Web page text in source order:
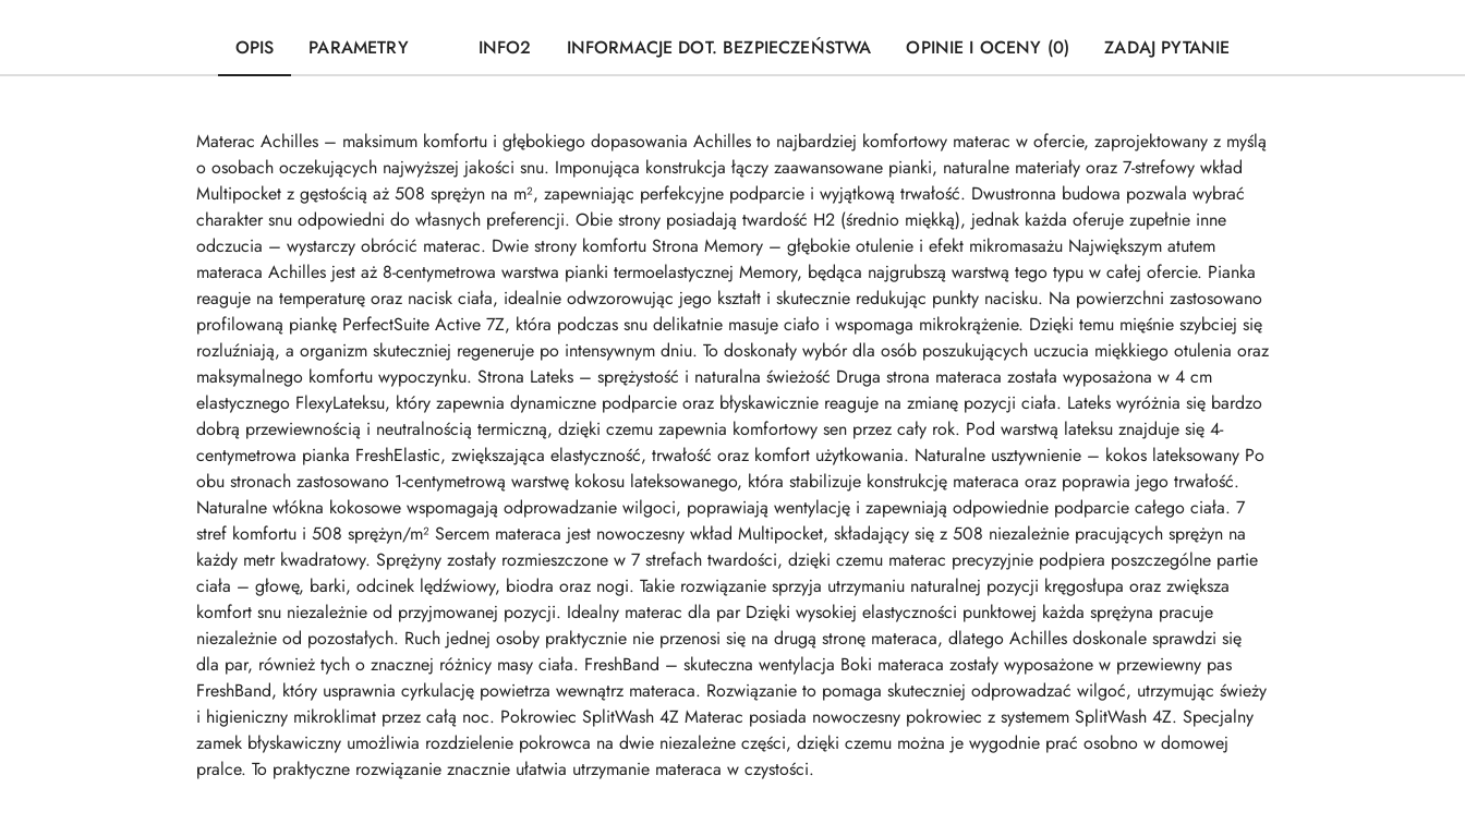
OPIS PARAMETRY INFO2 INFORMACJE DOT. BEZPIECZEŃSTWA OPINIE I OCENY (0) ZADAJ PYTANIE
Materac Achilles – maksimum komfortu i głębokiego dopasowania Achilles to najbardziej komfortowy materac w ofercie, zaprojektowany z myślą
o osobach oczekujących najwyższej jakości snu. Imponująca konstrukcja łączy zaawansowane pianki, naturalne materiały oraz 7-strefowy wkład
Multipocket z gęstością aż 508 sprężyn na m², zapewniając perfekcyjne podparcie i wyjątkową trwałość. Dwustronna budowa pozwala wybrać
charakter snu odpowiedni do własnych preferencji. Obie strony posiadają twardość H2 (średnio miękką), jednak każda oferuje zupełnie inne
odczucia – wystarczy obrócić materac. Dwie strony komfortu Strona Memory – głębokie otulenie i efekt mikromasażu Największym atutem
materaca Achilles jest aż 8-centymetrowa warstwa pianki termoelastycznej Memory, będąca najgrubszą warstwą tego typu w całej ofercie. Pianka
reaguje na temperaturę oraz nacisk ciała, idealnie odwzorowując jego kształt i skutecznie redukując punkty nacisku. Na powierzchni zastosowano
profilowaną piankę PerfectSuite Active 7Z, która podczas snu delikatnie masuje ciało i wspomaga mikrokrążenie. Dzięki temu mięśnie szybciej się
rozluźniają, a organizm skuteczniej regeneruje po intensywnym dniu. To doskonały wybór dla osób poszukujących uczucia miękkiego otulenia oraz
maksymalnego komfortu wypoczynku. Strona Lateks – sprężystość i naturalna świeżość Druga strona materaca została wyposażona w 4 cm
elastycznego FlexyLateksu, który zapewnia dynamiczne podparcie oraz błyskawicznie reaguje na zmianę pozycji ciała. Lateks wyróżnia się bardzo
dobrą przewiewnością i neutralnością termiczną, dzięki czemu zapewnia komfortowy sen przez cały rok. Pod warstwą lateksu znajduje się 4-
centymetrowa pianka FreshElastic, zwiększająca elastyczność, trwałość oraz komfort użytkowania. Naturalne usztywnienie – kokos lateksowany Po
obu stronach zastosowano 1-centymetrową warstwę kokosu lateksowanego, która stabilizuje konstrukcję materaca oraz poprawia jego trwałość.
Naturalne włókna kokosowe wspomagają odprowadzanie wilgoci, poprawiają wentylację i zapewniają odpowiednie podparcie całego ciała. 7
stref komfortu i 508 sprężyn/m² Sercem materaca jest nowoczesny wkład Multipocket, składający się z 508 niezależnie pracujących sprężyn na
każdy metr kwadratowy. Sprężyny zostały rozmieszczone w 7 strefach twardości, dzięki czemu materac precyzyjnie podpiera poszczególne partie
ciała – głowę, barki, odcinek lędźwiowy, biodra oraz nogi. Takie rozwiązanie sprzyja utrzymaniu naturalnej pozycji kręgosłupa oraz zwiększa
komfort snu niezależnie od przyjmowanej pozycji. Idealny materac dla par Dzięki wysokiej elastyczności punktowej każda sprężyna pracuje
niezależnie od pozostałych. Ruch jednej osoby praktycznie nie przenosi się na drugą stronę materaca, dlatego Achilles doskonale sprawdzi się
dla par, również tych o znacznej różnicy masy ciała. FreshBand – skuteczna wentylacja Boki materaca zostały wyposażone w przewiewny pas
FreshBand, który usprawnia cyrkulację powietrza wewnątrz materaca. Rozwiązanie to pomaga skuteczniej odprowadzać wilgoć, utrzymując świeży
i higieniczny mikroklimat przez całą noc. Pokrowiec SplitWash 4Z Materac posiada nowoczesny pokrowiec z systemem SplitWash 4Z. Specjalny
zamek błyskawiczny umożliwia rozdzielenie pokrowca na dwie niezależne części, dzięki czemu można je wygodnie prać osobno w domowej
pralce. To praktyczne rozwiązanie znacznie ułatwia utrzymanie materaca w czystości.